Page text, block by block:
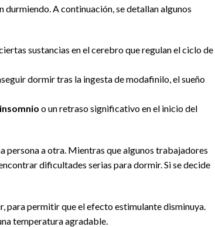
A continuación, se detallan algunos
sustancias en el cerebro que regulan el ciclo de
dormir tras la ingesta de modafinilo, el sueño
insomnio o un retraso significativo en el inicio del
persona a otra. Mientras que algunos trabajadores
dificultades serias para dormir. Si se decide
para permitir que el efecto estimulante disminuya.
temperatura agradable.